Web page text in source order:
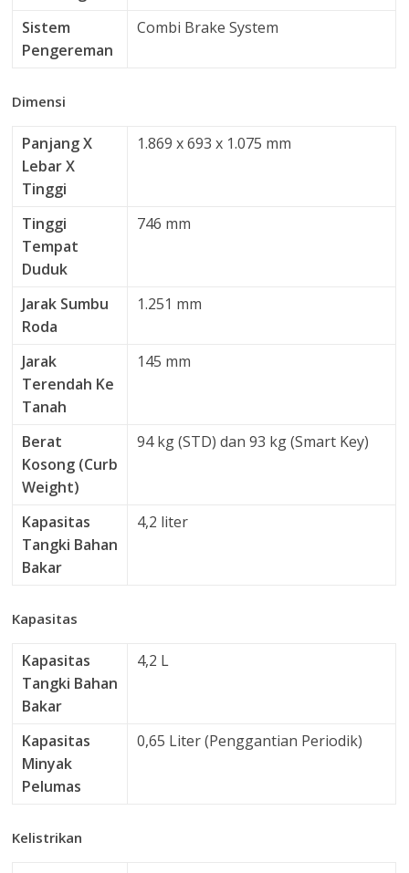
Sistem
Pengereman
Combi Brake System
Dimensi
Panjang X
Lebar X
Tinggi
1.869 x 693 x 1.075 mm
Tinggi
Tempat
Duduk
746 mm
Jarak Sumbu
Roda
1.251 mm
Jarak
Terendah Ke
Tanah
145 mm
Berat
Kosong (Curb
Weight)
94 kg (STD) dan 93 kg (Smart Key)
Kapasitas
Tangki Bahan
Bakar
4,2 liter
Kapasitas
Kapasitas
Tangki Bahan
Bakar
4,2 L
Kapasitas
Minyak
Pelumas
0,65 Liter (Penggantian Periodik)
Kelistrikan